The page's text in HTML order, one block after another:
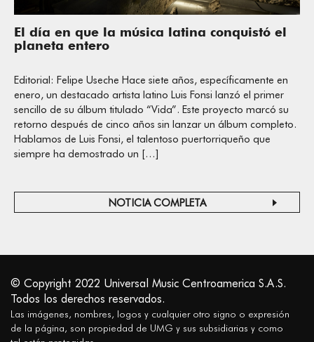
El día en que la música latina conquistó el
planeta entero
Editorial: Felipe Useche Hace siete años, específicamente en
enero, un destacado artista latino Luis Fonsi lanzó el primer
sencillo de su álbum titulado “Vida”. Este proyecto marcó su
retorno después de cinco años sin lanzar un álbum completo.
Hablamos de Luis Fonsi, el talentoso puertorriqueño que
siempre ha demostrado un […]
NOTICIA COMPLETA
© Copyright 2022 Universal Music Centroamerica S.A.S.
Todos los derechos reservados.
Las imágenes, nombres, logos y cualquier otro signo o expresión
de la página, son propiedad de UMG y sus subsidiarias y como